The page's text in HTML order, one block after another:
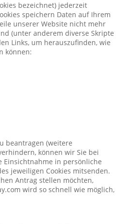
bezeichnet) jederzeit
speichern Daten auf Ihrem
unserer Website nicht mehr
(unter anderem diverse Skripte
Links, um herauszufinden, wie
können:
beantragen (weitere
können wir Sie bei
Einsichtnahme in persönliche
jeweiligen Cookies mitsenden.
Antrag stellen möchten,
wird so schnell wie möglich,